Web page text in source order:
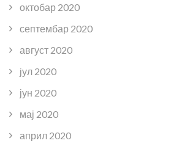
октобар 2020
септембар 2020
август 2020
јул 2020
јун 2020
мај 2020
април 2020